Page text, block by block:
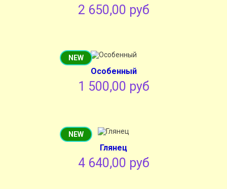
2 650,00 руб
NEW
Особенный
1 500,00 руб
NEW
Глянец
4 640,00 руб